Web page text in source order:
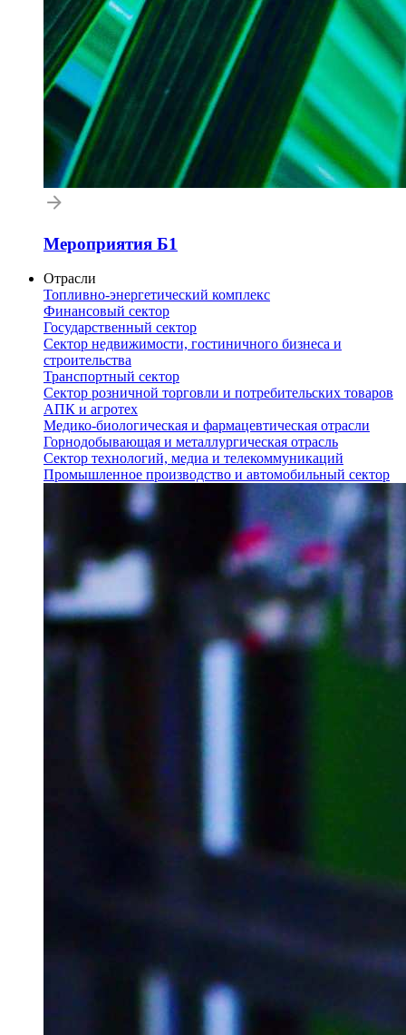
Мероприятия Б1
Отрасли
Топливно-энергетический комплекс
Финансовый сектор
Государственный сектор
Сектор недвижимости, гостиничного бизнеса и
строительства
Транспортный сектор
Сектор розничной торговли и потребительских товаров
АПК и агротех
Медико-биологическая и фармацевтическая отрасли
Горнодобывающая и металлургическая отрасль
Сектор технологий, медиа и телекоммуникаций
Промышленное производство и автомобильный сектор